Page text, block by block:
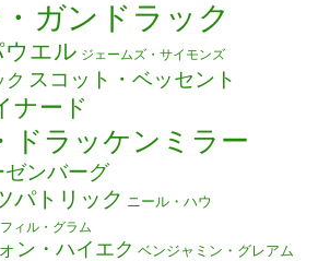
ガンドラック
エル ジェームズ・サイモンズ
スコット・ベッセント
ナード
ドラッケンミラー
ンバーグ
パトリック ニール・ハウ
フィル・グラム
ン・ハイエク ベンジャミン・グレアム